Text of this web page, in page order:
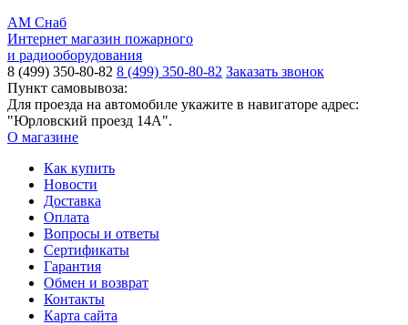
АМ Снаб
Интернет магазин пожарного
и радиооборудования
8 (499) 350-80-82 8 (499) 350-80-82 Заказать звонок
Пункт самовывоза:
Для проезда на автомобиле укажите в навигаторе адрес:
"Юрловский проезд 14А".
О магазине
Как купить
Новости
Доставка
Оплата
Вопросы и ответы
Сертификаты
Гарантия
Обмен и возврат
Контакты
Карта сайта